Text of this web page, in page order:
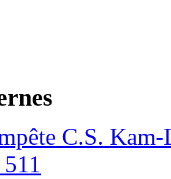
C.S.